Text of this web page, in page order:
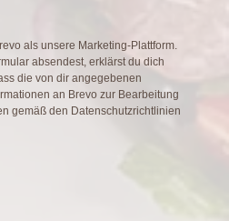
als unsere Marketing-Plattform.
absendest, erklärst du dich
die von dir angegebenen
an Brevo zur Bearbeitung
gemäß den Datenschutzrichtlinien